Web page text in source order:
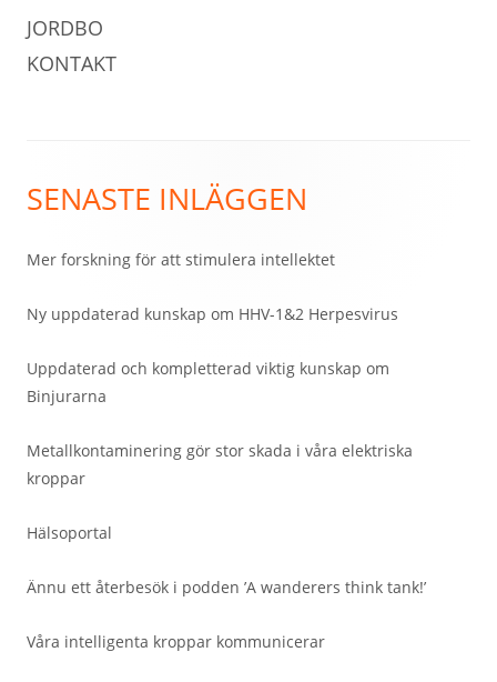
JORDBO
KONTAKT
SENASTE INLÄGGEN
Mer forskning för att stimulera intellektet
Ny uppdaterad kunskap om HHV-1&2 Herpesvirus
Uppdaterad och kompletterad viktig kunskap om
Binjurarna
Metallkontaminering gör stor skada i våra elektriska
kroppar
Hälsoportal
Ännu ett återbesök i podden ’A wanderers think tank!’
Våra intelligenta kroppar kommunicerar